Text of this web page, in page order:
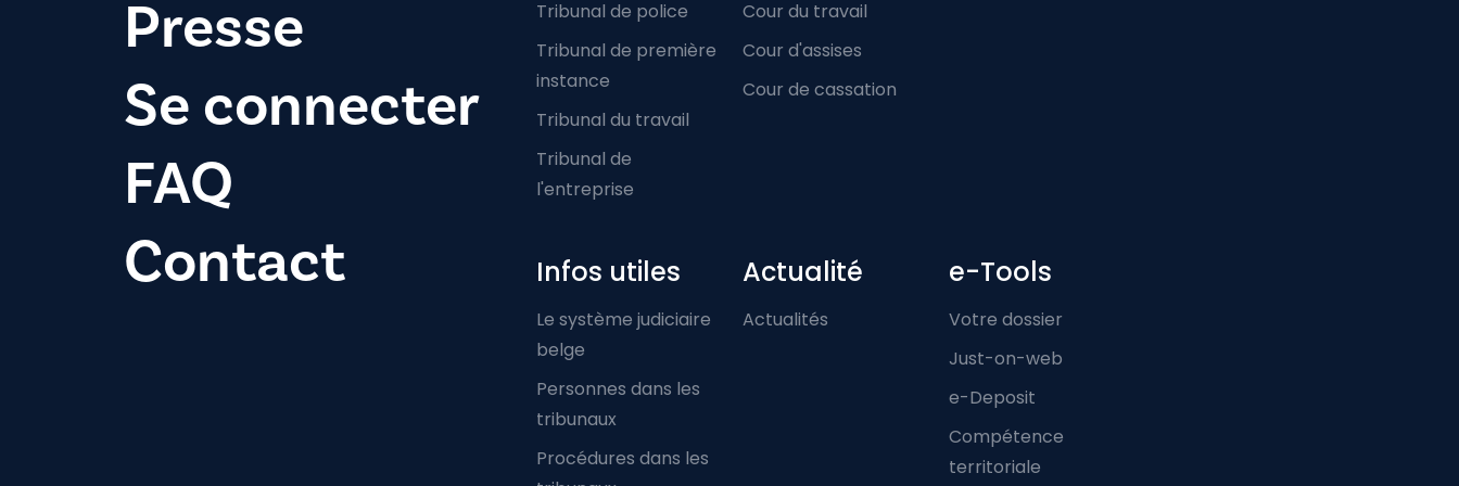
Presse
Se connecter
FAQ
Contact
Tribunal de police
Tribunal de première
instance
Tribunal du travail
Tribunal de
l'entreprise
Cour du travail
Cour d'assises
Cour de cassation
Infos utiles
Le système judiciaire
belge
Personnes dans les
tribunaux
Procédures dans les
Actualité
Actualités
e-Tools
Votre dossier
Just-on-web
e-Deposit
Compétence
territoriale